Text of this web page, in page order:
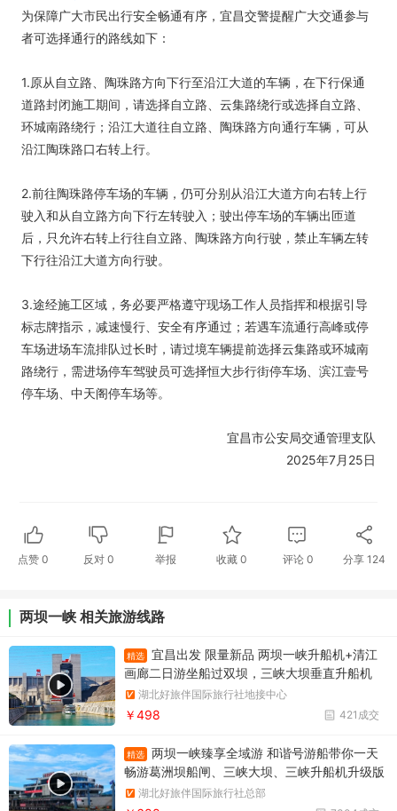
为保障广大市民出行安全畅通有序，宜昌交警提醒广大交通参与
者可选择通行的路线如下：
1.原从自立路、陶珠路方向下行至沿江大道的车辆，在下行保通
道路封闭施工期间，请选择自立路、云集路绕行或选择自立路、
环城南路绕行；沿江大道往自立路、陶珠路方向通行车辆，可从
沿江陶珠路口右转上行。
2.前往陶珠路停车场的车辆，仍可分别从沿江大道方向右转上行
驶入和从自立路方向下行左转驶入；驶出停车场的车辆出匝道
后，只允许右转上行往自立路、陶珠路方向行驶，禁止车辆左转
下行往沿江大道方向行驶。
3.途经施工区域，务必要严格遵守现场工作人员指挥和根据引导
标志牌指示，减速慢行、安全有序通过；若遇车流通行高峰或停
车场进场车流排队过长时，请过境车辆提前选择云集路或环城南
路绕行，需进场停车驾驶员可选择恒大步行街停车场、滨江壹号
停车场、中天阁停车场等。
宜昌市公安局交通管理支队
2025年7月25日
点赞 0 反对0 举报 收藏 0 评论 0 分享 124
两坝一峡 相关旅游线路
精选
宜昌出发 限量新品 两坝一峡升船机+清江
画廊二日游坐船过双坝，三峡大坝垂直升船机
+葛洲坝船闸，游清江百里画廊
湖北好旅伴国际旅行社地接中心
421成交
￥498
精选
两坝一峡臻享全域游 和谐号游船带你一天
畅游葛洲坝船闸、三峡大坝、三峡升船机升级版
两坝一峡，升级版两坝一峡全域游，两坝一峡PL
US版本
湖北好旅伴国际旅行社总部